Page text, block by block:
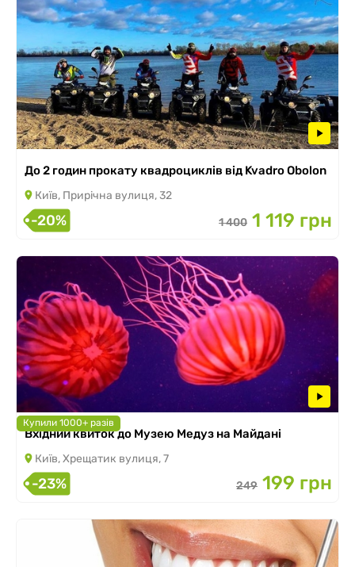
До 2 годин прокату квадроциклів від Kvadro Obolon
Київ, Прирічна вулиця, 32
-20% 1 400 1 119 грн
Купили 1000+ разів
Вхідний квиток до Музею Медуз на Майдані
Київ, Хрещатик вулиця, 7
-23% 249 199 грн